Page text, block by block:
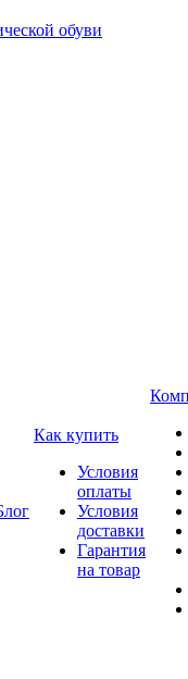
Как купить
Условия
оплаты
Условия
доставки
Гарантия
на товар